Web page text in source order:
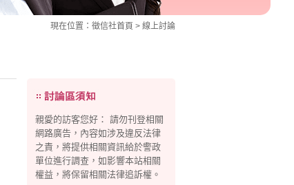
現在位置： 徵信社首頁 > 線上討論
親愛的訪客您好： 請勿刊登相關
網路廣告，內容如涉及違反法律
之責，將提供相關資訊給於警政
單位進行調查，如影響本站相關
權益，將保留相關法律追訴權。